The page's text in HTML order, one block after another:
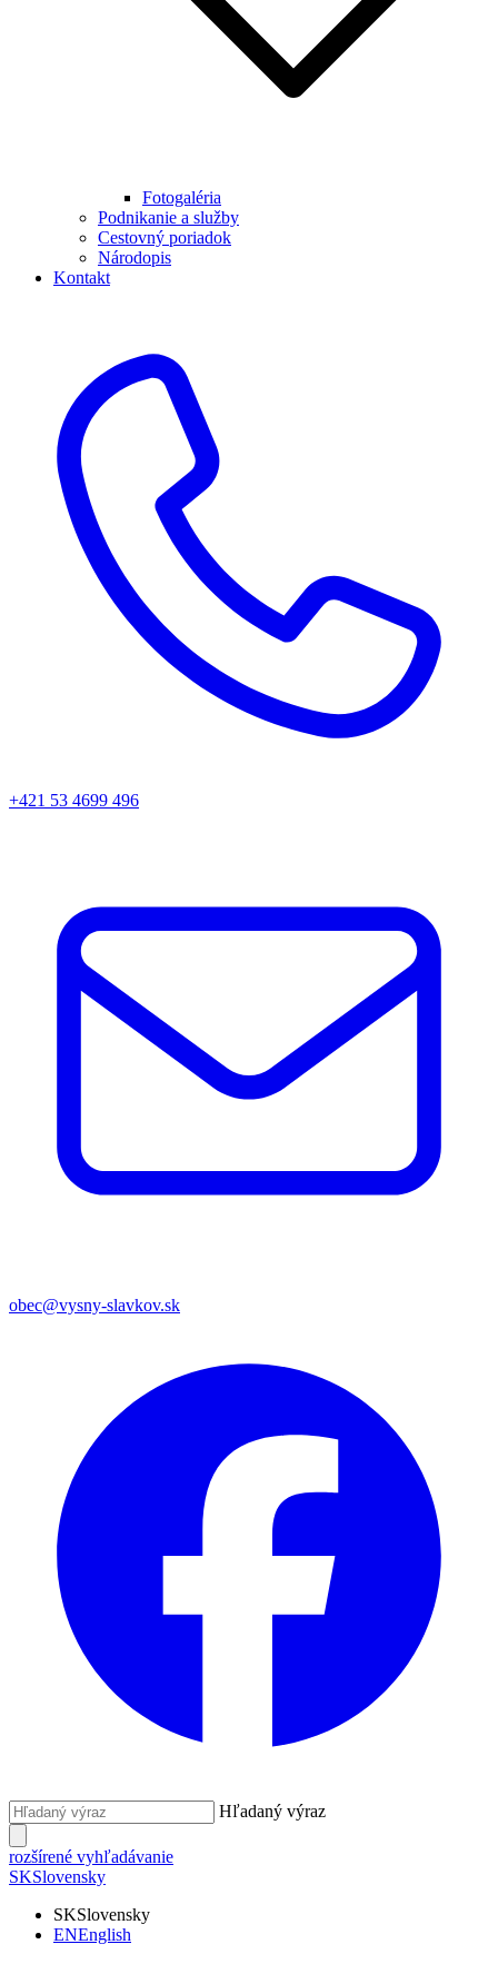
Fotogaléria
Podnikanie a služby
Cestovný poriadok
Národopis
Kontakt
+421 53 4699 496
obec@vysny-slavkov.sk
Hľadaný výraz
rozšírené vyhľadávanie
SKSlovensky
SKSlovensky
ENEnglish